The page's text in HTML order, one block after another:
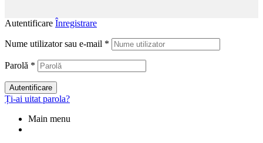
Autentificare Înregistrare
Nume utilizator sau e-mail *
Parolă *
Autentificare
Ți-ai uitat parola?
Main menu